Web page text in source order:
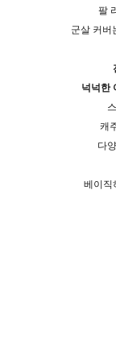
팔
군살 커버
넉넉한
캐
다
베이직